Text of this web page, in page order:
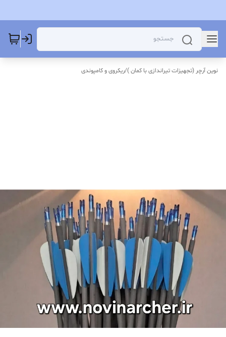
نوین آرچر (تجهیزات تیراندازی با کمان )/ریکروی و کامپوندی